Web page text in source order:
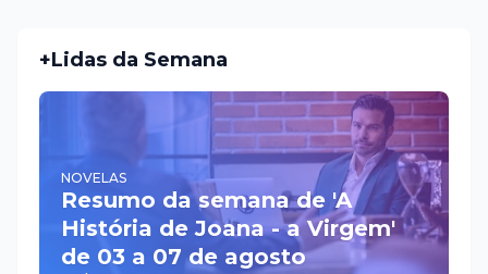
+Lidas da Semana
NOVELAS
Resumo da semana de 'A
História de Joana - a Virgem'
de 03 a 07 de agosto